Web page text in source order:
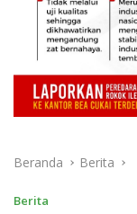
Beranda Berita
Berita